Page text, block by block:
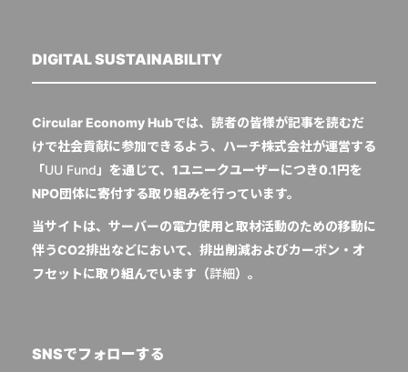
DIGITAL SUSTAINABILITY
Circular Economy Hubでは、読者の皆様が記事を読むだ
けで社会貢献に参加できるよう、ハーチ株式会社が運営する
「UU Fund 」を通じて、1ユニークユーザーにつき0.1円を
NPO団体に寄付する取り組みを行っています。
当サイトは、サーバーの電力使用と取材活動のための移動に
伴うCO2排出などにおいて、排出削減およびカーボン・オ
フセットに取り組んでいます（詳細）。
SNSでフォローする